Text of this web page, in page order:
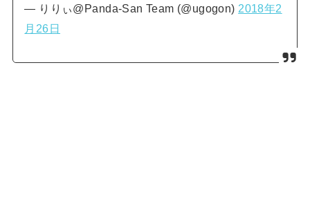
— りりぃ@Panda-San Team (@ugogon) 2018年2
月26日